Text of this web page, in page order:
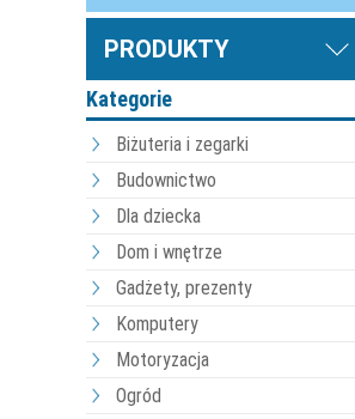
PRODUKTY
Kategorie
Biżuteria i zegarki
Budownictwo
Dla dziecka
Dom i wnętrze
Gadżety, prezenty
Komputery
Motoryzacja
Ogród